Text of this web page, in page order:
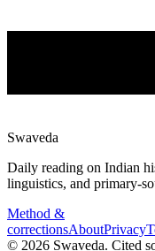
Swaveda
Daily reading on Indian
linguistics, and primary-
Method &
correctionsAboutPrivacy
© 2026 Swaveda. Cited